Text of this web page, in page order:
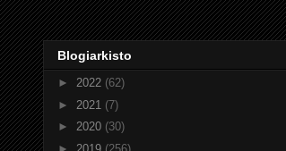
Blogiarkisto
► 2022 (62)
► 2021 (7)
► 2020 (30)